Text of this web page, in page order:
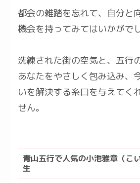
都会の雑踏を忘れて、自分と
機会を持ってみてはいかがで
洗練された街の空気と、五行
あなたをやさしく包み込み、
いを解決する糸口を与えてく
せん。
青山五行で人気の小池雅章（こ
生